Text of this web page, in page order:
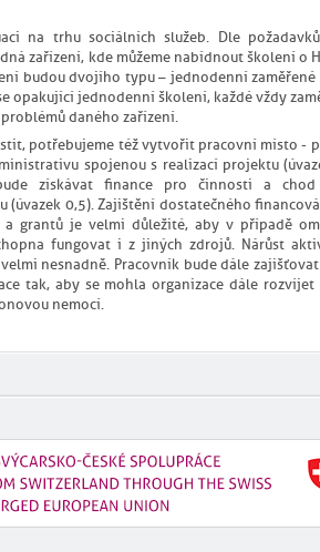
na trhu sociálních služeb. Dle
zařízení, kde můžeme nabídnout školení o
budou dvojího typu – jednodenní zaměřené
opakující jednodenní školení, každé vždy
daného zařízení.
potřebujeme též vytvořit pracovní místo -
spojenou s realizací projektu
získávat finance pro činnosti a
0,5). Zajištění dostatečného
a grantů je velmi důležité, aby v případě
fungovat i z jiných zdrojů. Nárůst
nesnadně. Pracovník bude dále
tak, aby se mohla organizace dále
nemocí.